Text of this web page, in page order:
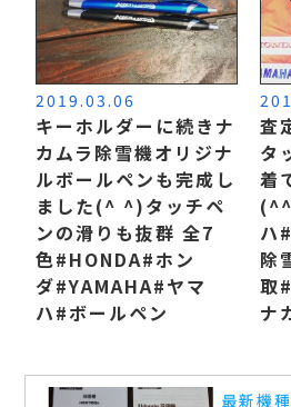
2019.03.06
キーホルダーに続きナ
カムラ除雪機オリジナ
ルボールペンも完成し
ました(^ ^) タッチペ
ンの滑りも抜群︎ 全7
色︎ #HONDA#ホン
ダ #YAMAHA#ヤマ
ハ #ボールペン
査
タ
着
ハ
除
取
ナ
最新機